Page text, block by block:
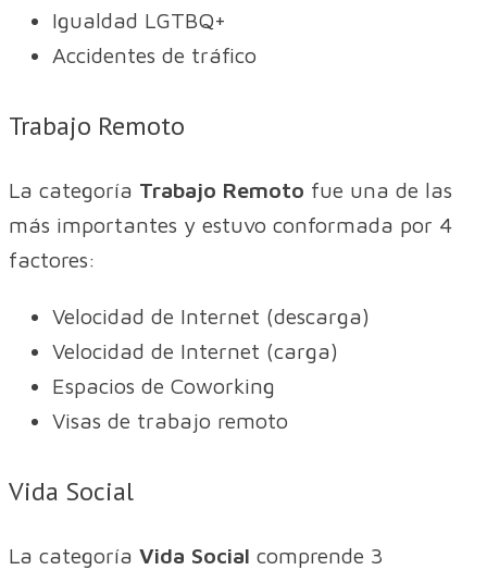
Igualdad LGTBQ+
Accidentes de tráfico
Trabajo Remoto
La categoría Trabajo Remoto fue una de las
más importantes y estuvo conformada por 4
factores:
Velocidad de Internet (descarga)
Velocidad de Internet (carga)
Espacios de Coworking
Visas de trabajo remoto
Vida Social
La categoría Vida Social comprende 3